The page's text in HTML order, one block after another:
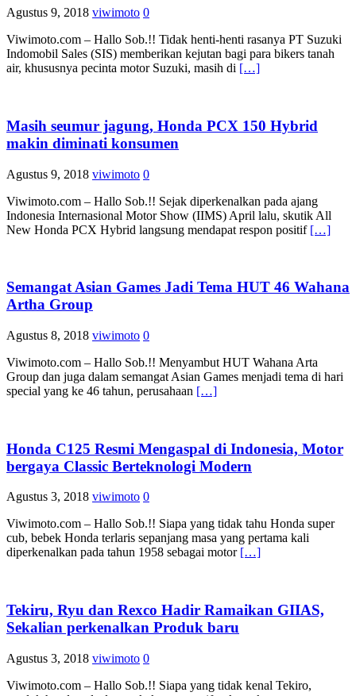
Agustus 9, 2018 viwimoto 0
Viwimoto.com – Hallo Sob.!! Tidak henti-henti rasanya PT Suzuki
Indomobil Sales (SIS) memberikan kejutan bagi para bikers tanah
air, khususnya pecinta motor Suzuki, masih di […]
Masih seumur jagung, Honda PCX 150 Hybrid
makin diminati konsumen
Agustus 9, 2018 viwimoto 0
Viwimoto.com – Hallo Sob.!! Sejak diperkenalkan pada ajang
Indonesia Internasional Motor Show (IIMS) April lalu, skutik All
New Honda PCX Hybrid langsung mendapat respon positif […]
Semangat Asian Games Jadi Tema HUT 46 Wahana
Artha Group
Agustus 8, 2018 viwimoto 0
Viwimoto.com – Hallo Sob.!! Menyambut HUT Wahana Arta
Group dan juga dalam semangat Asian Games menjadi tema di hari
special yang ke 46 tahun, perusahaan […]
Honda C125 Resmi Mengaspal di Indonesia, Motor
bergaya Classic Berteknologi Modern
Agustus 3, 2018 viwimoto 0
Viwimoto.com – Hallo Sob.!! Siapa yang tidak tahu Honda super
cub, bebek Honda terlaris sepanjang masa yang pertama kali
diperkenalkan pada tahun 1958 sebagai motor […]
Tekiru, Ryu dan Rexco Hadir Ramaikan GIIAS,
Sekalian perkenalkan Produk baru
Agustus 3, 2018 viwimoto 0
Viwimoto.com – Hallo Sob.!! Siapa yang tidak kenal Tekiro,